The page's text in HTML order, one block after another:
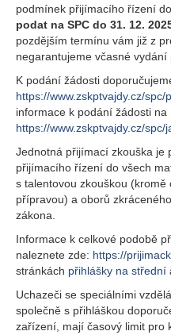
podmínek přijímacího řízení
podat na SPC do 31. 12.
pozdějším termínu vám již z
negarantujeme včasné
K podání žádosti
https://www.zskptvajdy.cz/spc/
informace k podání žádosti na
https://www.zskptvajdy.cz/
Jednotná přijímací zkouška je
přijímacího řízení do všech
s talentovou zkouškou
přípravou) a oborů
zákona.
Informace k celkové podobě
naleznete zde: https://
stránkách přihlášky na střední
Uchazeči se speciálními
společně s přihláškou
zařízení, mají časový limit pro